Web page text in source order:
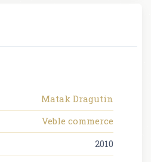
Matak Dragutin
Veble commerce
2010